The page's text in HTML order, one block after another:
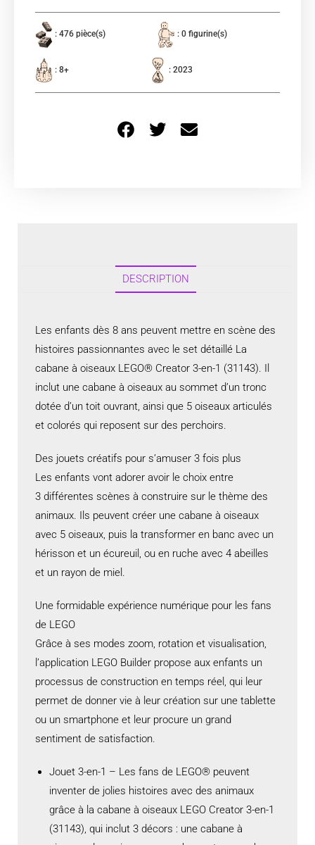
: 476 pièce(s) : 0 figurine(s)
: 8+ : 2023
DESCRIPTION
Les enfants dès 8 ans peuvent mettre en scène des
histoires passionnantes avec le set détaillé La
cabane à oiseaux LEGO® Creator 3-en-1 (31143). Il
inclut une cabane à oiseaux au sommet d’un tronc
dotée d’un toit ouvrant, ainsi que 5 oiseaux articulés
et colorés qui reposent sur des perchoirs.
Des jouets créatifs pour s’amuser 3 fois plus
Les enfants vont adorer avoir le choix entre
3 différentes scènes à construire sur le thème des
animaux. Ils peuvent créer une cabane à oiseaux
avec 5 oiseaux, puis la transformer en banc avec un
hérisson et un écureuil, ou en ruche avec 4 abeilles
et un rayon de miel.
Une formidable expérience numérique pour les fans
de LEGO
Grâce à ses modes zoom, rotation et visualisation,
l’application LEGO Builder propose aux enfants un
processus de construction en temps réel, qui leur
permet de donner vie à leur création sur une tablette
ou un smartphone et leur procure un grand
sentiment de satisfaction.
Jouet 3-en-1 – Les fans de LEGO® peuvent
inventer de jolies histoires avec des animaux
grâce à la cabane à oiseaux LEGO Creator 3-en-1
(31143), qui inclut 3 décors : une cabane à